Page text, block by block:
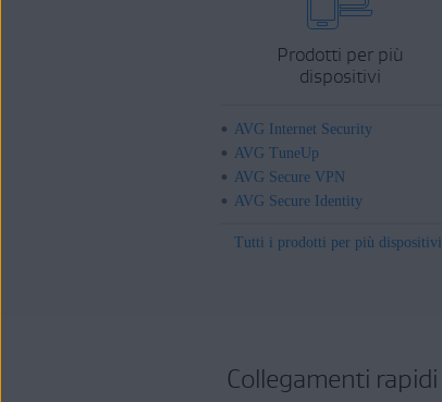
Prodotti per più
dispositivi
AVG Internet Security
AVG TuneUp
AVG Secure VPN
AVG Secure Identity
Tutti i prodotti per più dispositivi
Collegamenti rapidi